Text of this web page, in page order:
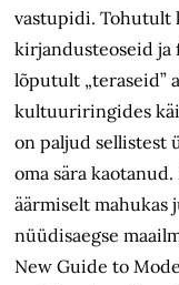
vastupidi. Tohutult
kirjandusteoseid ja
lõputult „teraseid”
kultuuriringides
on paljud sellistest
oma sära
äärmiselt mahukas
nüüdisaegse
New Guide to